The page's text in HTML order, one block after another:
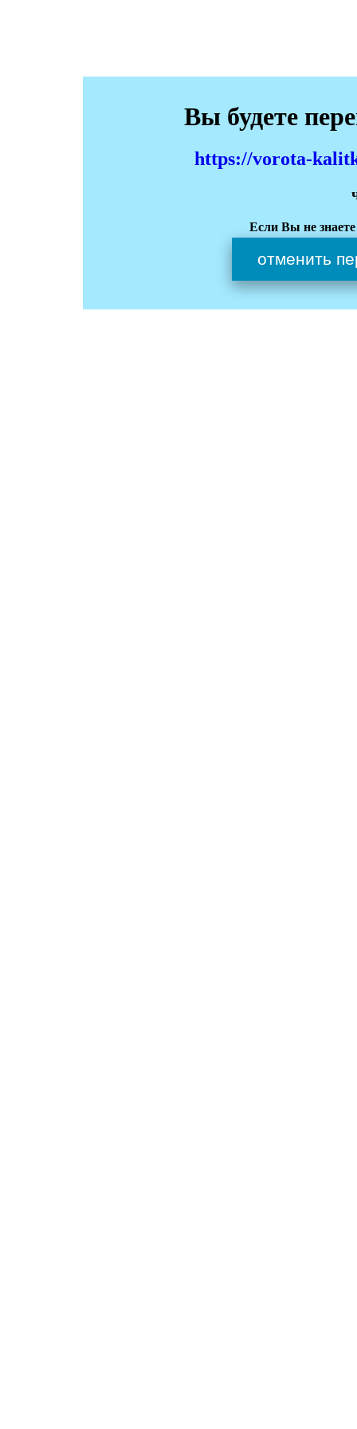
Вы будете
https://vorota-
Если Вы не
отменить